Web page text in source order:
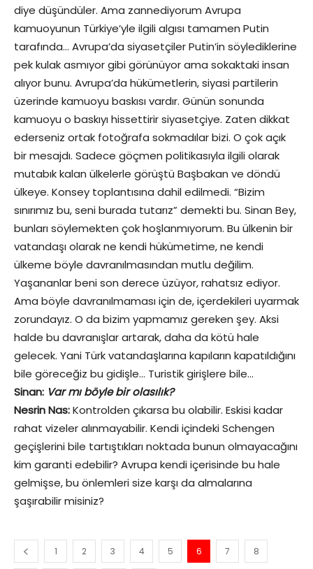
diye düşündüler. Ama zannediyorum Avrupa
kamuoyunun Türkiye’yle ilgili algısı tamamen Putin
tarafında… Avrupa’da siyasetçiler Putin’in söylediklerine
pek kulak asmıyor gibi görünüyor ama sokaktaki insan
alıyor bunu. Avrupa’da hükümetlerin, siyasi partilerin
üzerinde kamuoyu baskısı vardır. Günün sonunda
kamuoyu o baskıyı hissettirir siyasetçiye. Zaten dikkat
ederseniz ortak fotoğrafa sokmadılar bizi. O çok açık
bir mesajdı. Sadece göçmen politikasıyla ilgili olarak
mutabık kalan ülkelerle görüştü Başbakan ve döndü
ülkeye. Konsey toplantısına dahil edilmedi. “Bizim
sınırımız bu, seni burada tutarız” demekti bu. Sinan Bey,
bunları söylemekten çok hoşlanmıyorum. Bu ülkenin bir
vatandaşı olarak ne kendi hükümetime, ne kendi
ülkeme böyle davranılmasından mutlu değilim.
Yaşananlar beni son derece üzüyor, rahatsız ediyor.
Ama böyle davranılmaması için de, içerdekileri uyarmak
zorundayız. O da bizim yapmamız gereken şey. Aksi
halde bu davranışlar artarak, daha da kötü hale
gelecek. Yani Türk vatandaşlarına kapıların kapatıldığını
bile göreceğiz bu gidişle… Turistik girişlere bile…
Sinan: Var mı böyle bir olasılık?
Nesrin Nas:Kontrolden çıkarsa bu olabilir. Eskisi kadar
rahat vizeler alınmayabilir. Kendi içindeki Schengen
geçişlerini bile tartıştıkları noktada bunun olmayacağını
kim garanti edebilir? Avrupa kendi içerisinde bu hale
gelmişse, bu önlemleri size karşı da almalarına
şaşırabilir misiniz?
1 2 3 4 5 6 7 8